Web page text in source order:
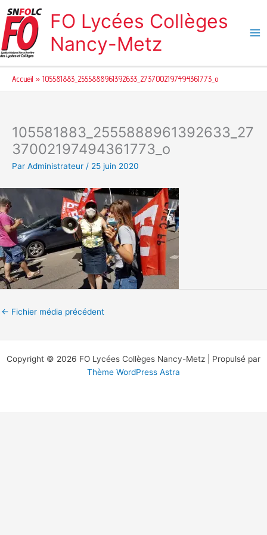
au
contenu
FO Lycées Collèges
Nancy-Metz
Accueil 105581883_2555888961392633_2737002197494361773_o
105581883_2555888961392633_27
37002197494361773_o
Par Administrateur / 25 juin 2020
← Fichier média précédent
Copyright © 2026 FO Lycées Collèges Nancy-Metz | Propulsé par
Thème WordPress Astra